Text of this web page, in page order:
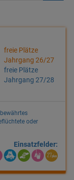
freie Plätze
Jahrgang 26/27
freie Plätze
Jahrgang 27/28
oder
Einsatzfelder: